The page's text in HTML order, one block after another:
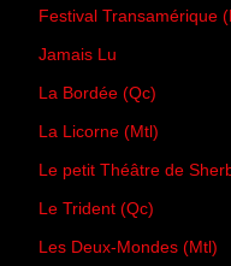
Festival Transamérique
Jamais Lu
La Bordée (Qc)
La Licorne (Mtl)
Le petit Théâtre de
Le Trident (Qc)
Les Deux-Mondes (Mtl)